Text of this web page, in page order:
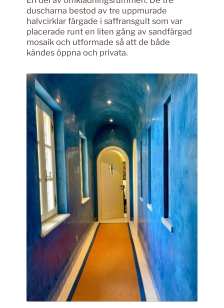
duscharna bestod av tre uppmurade
halvcirklar färgade i saffransgult som var
placerade runt en liten gång av sandfärgad
mosaik och utformade så att de både
kändes öppna och privata.